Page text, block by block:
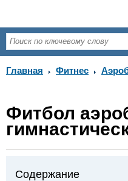
Главная Фитнес
Фитбол
Содержание